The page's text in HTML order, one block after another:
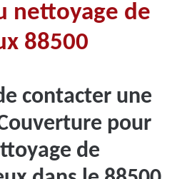
nettoyage de
88500
contacter une
pour
de